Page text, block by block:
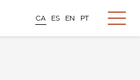
CA ES EN PT